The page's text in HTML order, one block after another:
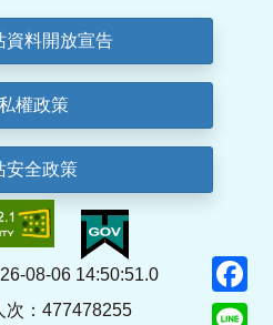
資料開放宣告
權政策
安全政策
08-06 14:50:51.0
次：477478255